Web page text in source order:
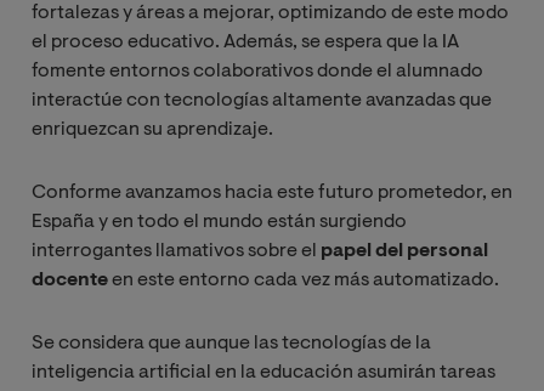
fortalezas y áreas a mejorar, optimizando de este modo
el proceso educativo. Además, se espera que la IA
fomente entornos colaborativos donde el alumnado
interactúe con tecnologías altamente avanzadas que
enriquezcan su aprendizaje.
Conforme avanzamos hacia este futuro prometedor, en
España y en todo el mundo están surgiendo
interrogantes llamativos sobre el papel del personal
docenteen este entorno cada vez más automatizado.
Se considera que aunque las tecnologías de la
inteligencia artificial en la educación asumirán tareas